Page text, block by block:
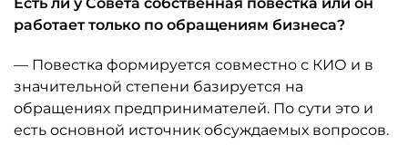
работает только по обращениям бизнеса?
— Повестка формируется совместно с КИО и в
значительной степени базируется на
обращениях предпринимателей. По сути это и
есть основной источник обсуждаемых вопросов.